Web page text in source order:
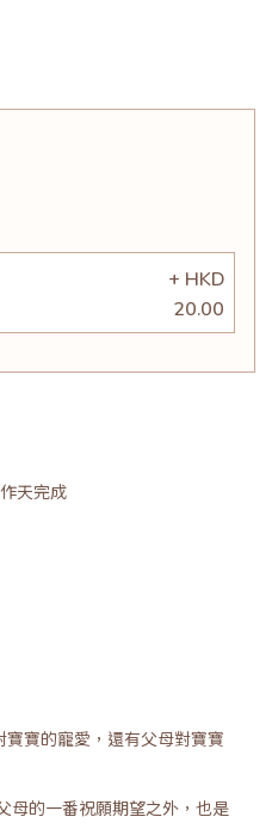
+ HKD
20.00
天完成
寶的寵愛，還有父母對寶寶
母的一番祝願期望之外，也是